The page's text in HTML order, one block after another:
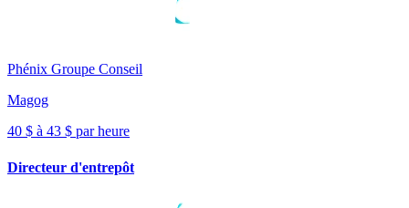
Phénix Groupe Conseil
Magog
40 $ à 43 $ par heure
Directeur d'entrepôt